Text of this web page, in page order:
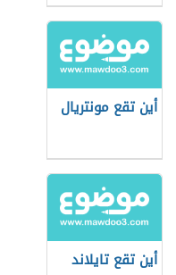
أين تقع مونتريال
أين تقع تايلاند